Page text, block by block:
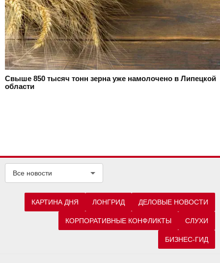
Свыше 850 тысяч тонн зерна уже намолочено в Липецкой
области
Все новости
КАРТИНА ДНЯ ЛОНГРИД ДЕЛОВЫЕ НОВОСТИ
КОРПОРАТИВНЫЕ КОНФЛИКТЫ СЛУХИ
БИЗНЕС-ГИД